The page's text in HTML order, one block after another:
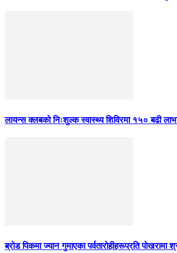
लायन्स क्लबको निःशुल्क स्वास्थ्य शिविरमा १५० बढी
ब्रोड पिकमा ज्यान गुमाएका पर्वतारोहीहरूप्रति पोखरामा